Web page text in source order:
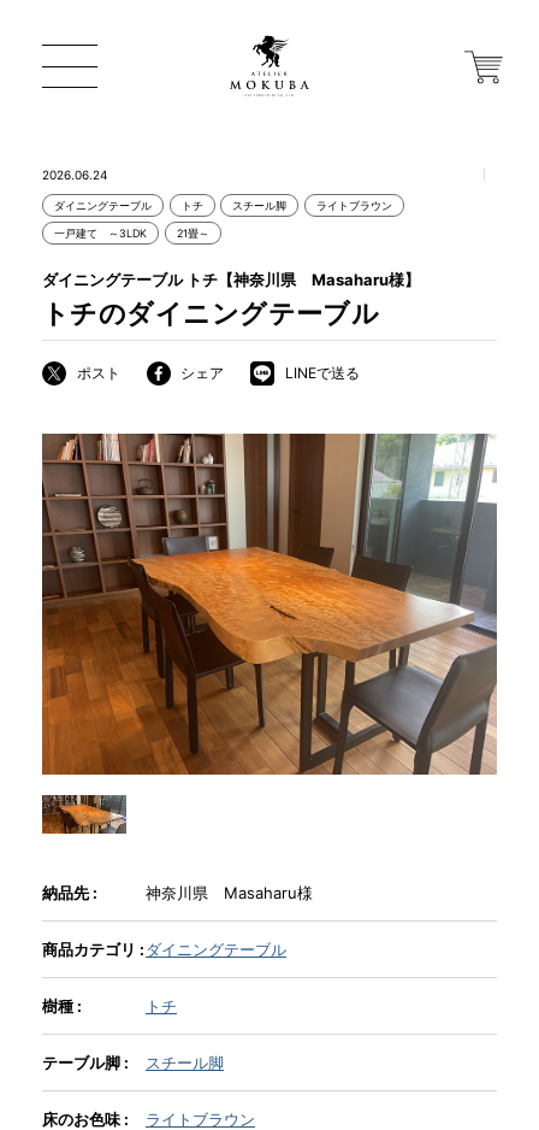
ONLINE STORE
店舗から探す
MOKUBA について
商品情報
直営店
イベント
WEBカタログ
全商品一覧
新入荷情報
納品事例
2026.06.24
ダイニングテーブル トチ スチール脚 ライトブラウン
一戸建て ～3LDK 21畳～
トチのダイニングテーブル
ダイニングテーブル トチ【神奈川県 Masaharu様】
ポスト シェア LINEで送る
納品先 : 神奈川県 Masaharu様
商品カテゴリ :ダイニングテーブル
樹種 : トチ
テーブル脚 : スチール脚
床のお色味 : ライトブラウン